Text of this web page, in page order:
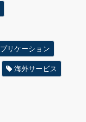
リケーション
海外サービス